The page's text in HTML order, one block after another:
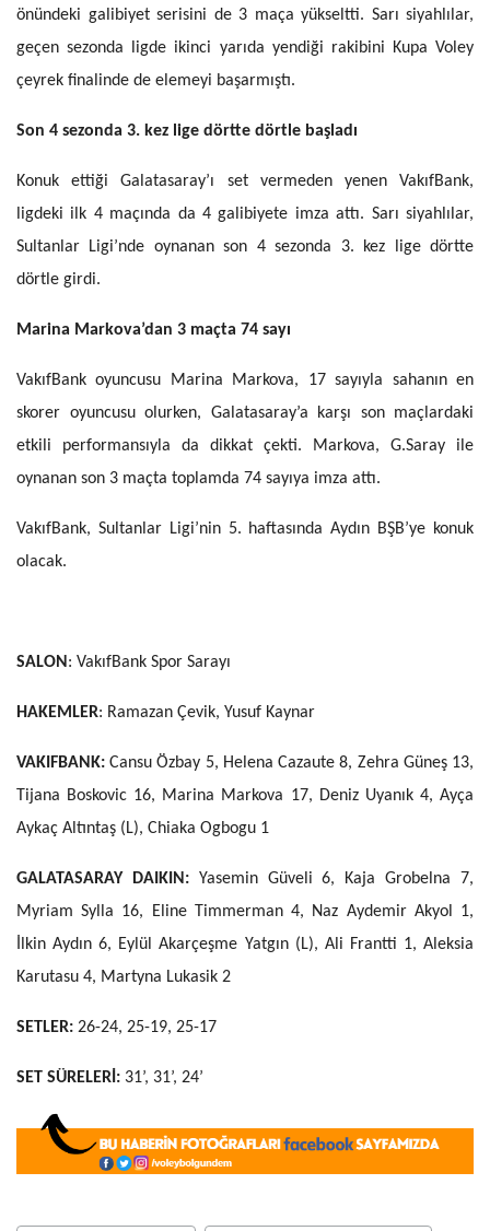
önündeki galibiyet serisini de 3 maça yükseltti. Sarı siyahlılar,
geçen sezonda ligde ikinci yarıda yendiği rakibini Kupa Voley
çeyrek finalinde de elemeyi başarmıştı.
Son 4 sezonda 3. kez lige dörtte dörtle başladı
Konuk ettiği Galatasaray’ı set vermeden yenen VakıfBank,
ligdeki ilk 4 maçında da 4 galibiyete imza attı. Sarı siyahlılar,
Sultanlar Ligi’nde oynanan son 4 sezonda 3. kez lige dörtte
dörtle girdi.
Marina Markova’dan 3 maçta 74 sayı
VakıfBank oyuncusu Marina Markova, 17 sayıyla sahanın en
skorer oyuncusu olurken, Galatasaray’a karşı son maçlardaki
etkili performansıyla da dikkat çekti. Markova, G.Saray ile
oynanan son 3 maçta toplamda 74 sayıya imza attı.
VakıfBank, Sultanlar Ligi’nin 5. haftasında Aydın BŞB’ye konuk
olacak.
SALON : VakıfBank Spor Sarayı
HAKEMLER: Ramazan Çevik, Yusuf Kaynar
VAKIFBANK:Cansu Özbay 5, Helena Cazaute 8, Zehra Güneş 13,
Tijana Boskovic 16, Marina Markova 17, Deniz Uyanık 4, Ayça
Aykaç Altıntaş (L), Chiaka Ogbogu 1
GALATASARAY DAIKIN: Yasemin Güveli 6, Kaja Grobelna 7,
Myriam Sylla 16, Eline Timmerman 4, Naz Aydemir Akyol 1,
İlkin Aydın 6, Eylül Akarçeşme Yatgın (L), Ali Frantti 1, Aleksia
Karutasu 4, Martyna Lukasik 2
SETLER: 26-24, 25-19, 25-17
SET SÜRELERİ: 31’, 31’, 24’